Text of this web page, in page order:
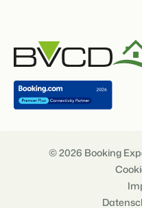
© 2026 Booking